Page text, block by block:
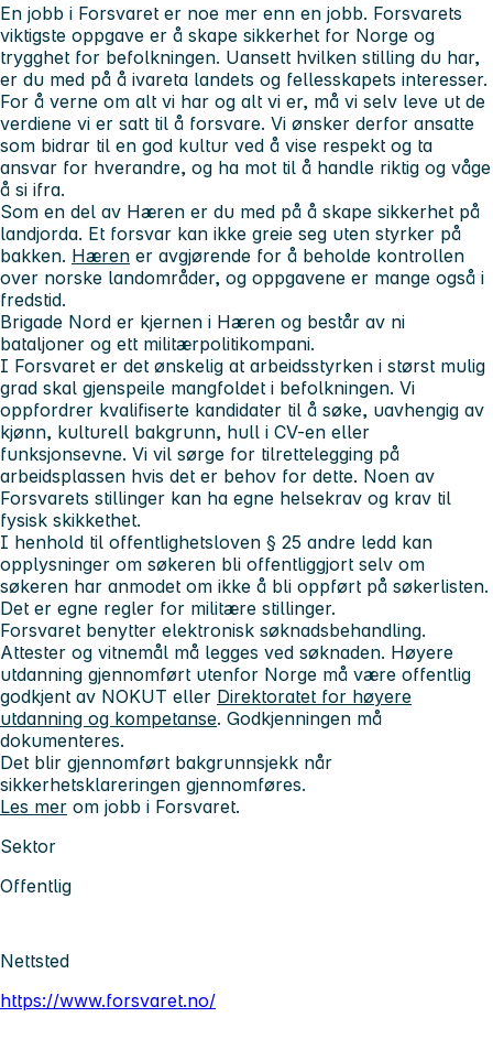
En jobb i Forsvaret er noe mer enn en jobb. Forsvarets
viktigste oppgave er å skape sikkerhet for Norge og
trygghet for befolkningen. Uansett hvilken stilling du har,
er du med på å ivareta landets og fellesskapets interesser.
For å verne om alt vi har og alt vi er, må vi selv leve ut de
verdiene vi er satt til å forsvare. Vi ønsker derfor ansatte
som bidrar til en god kultur ved å vise respekt og ta
ansvar for hverandre, og ha mot til å handle riktig og våge
å si ifra.
Som en del av Hæren er du med på å skape sikkerhet på
landjorda. Et forsvar kan ikke greie seg uten styrker på
bakken. Hæren er avgjørende for å beholde kontrollen
over norske landområder, og oppgavene er mange også i
fredstid.
Brigade Nord er kjernen i Hæren og består av ni
bataljoner og ett militærpolitikompani.
I Forsvaret er det ønskelig at arbeidsstyrken i størst mulig
grad skal gjenspeile mangfoldet i befolkningen. Vi
oppfordrer kvalifiserte kandidater til å søke, uavhengig av
kjønn, kulturell bakgrunn, hull i CV-en eller
funksjonsevne. Vi vil sørge for tilrettelegging på
arbeidsplassen hvis det er behov for dette. Noen av
Forsvarets stillinger kan ha egne helsekrav og krav til
fysisk skikkethet.
I henhold til offentlighetsloven § 25 andre ledd kan
opplysninger om søkeren bli offentliggjort selv om
søkeren har anmodet om ikke å bli oppført på søkerlisten.
Det er egne regler for militære stillinger.
Forsvaret benytter elektronisk søknadsbehandling.
Attester og vitnemål må legges ved søknaden. Høyere
utdanning gjennomført utenfor Norge må være offentlig
godkjent av NOKUT eller Direktoratet for høyere
utdanning og kompetanse. Godkjenningen må
dokumenteres.
Det blir gjennomført bakgrunnsjekk når
sikkerhetsklareringen gjennomføres.
Les mer om jobb i Forsvaret.
Sektor
Offentlig
Nettsted
https://www.forsvaret.no/